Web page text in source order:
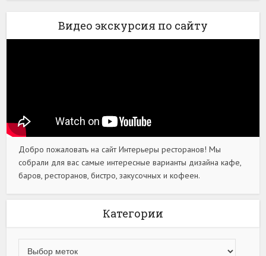
Видео экскурсия по сайту
Добро пожаловать на сайт Интерьеры ресторанов! Мы
собрали для вас самые интересные варианты дизайна кафе,
баров, ресторанов, бистро, закусочных и кофеен.
Категории